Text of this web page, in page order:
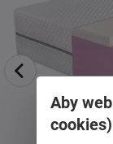
Aby
cookies)